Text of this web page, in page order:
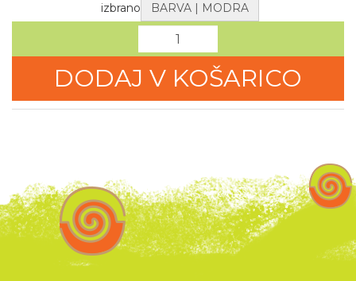
izbrano BARVA | MODRA
DODAJ V KOŠARICO